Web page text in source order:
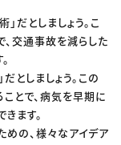
だとしましょう。こ
交通事故を減らした
としましょう。この
とで、病気を早期に
ます。
めの、様々なアイデア